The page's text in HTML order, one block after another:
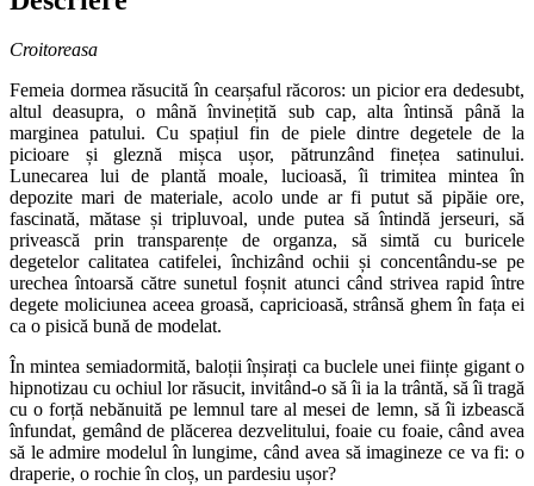
Croitoreasa
Femeia dormea răsucită în cearșaful răcoros: un picior era dedesubt,
altul deasupra, o mână învinețită sub cap, alta întinsă până la
marginea patului. Cu spațiul fin de piele dintre degetele de la
picioare și gleznă mișca ușor, pătrunzând finețea satinului.
Lunecarea lui de plantă moa­le, lucioasă, îi trimitea mintea în
depozite mari de materiale, acolo unde ar fi putut să pipăie ore,
fascinată, mătase și tripluvoal, unde putea să întindă jerseuri, să
privească prin transparențe de organza, să simtă cu buricele
degetelor calitatea catifelei, închizând ochii și concentându-se pe
urechea întoarsă către sunetul foșnit atunci când strivea rapid între
degete moliciunea aceea groasă, capricioasă, strânsă ghem în fața ei
ca o pisică bună de modelat.
În mintea semiadormită, baloții înșirați ca buclele unei ființe gigant o
hipnotizau cu ochiul lor răsucit, invitând-o să îi ia la trântă, să îi tragă
cu o forță nebănuită pe lemnul tare al mesei de lemn, să îi izbească
în­fundat, gemând de plăcerea dezvelitului, foaie cu foaie, când avea
să le admire modelul în lungime, când avea să imagineze ce va fi: o
draperie, o rochie în cloș, un pardesiu ușor?